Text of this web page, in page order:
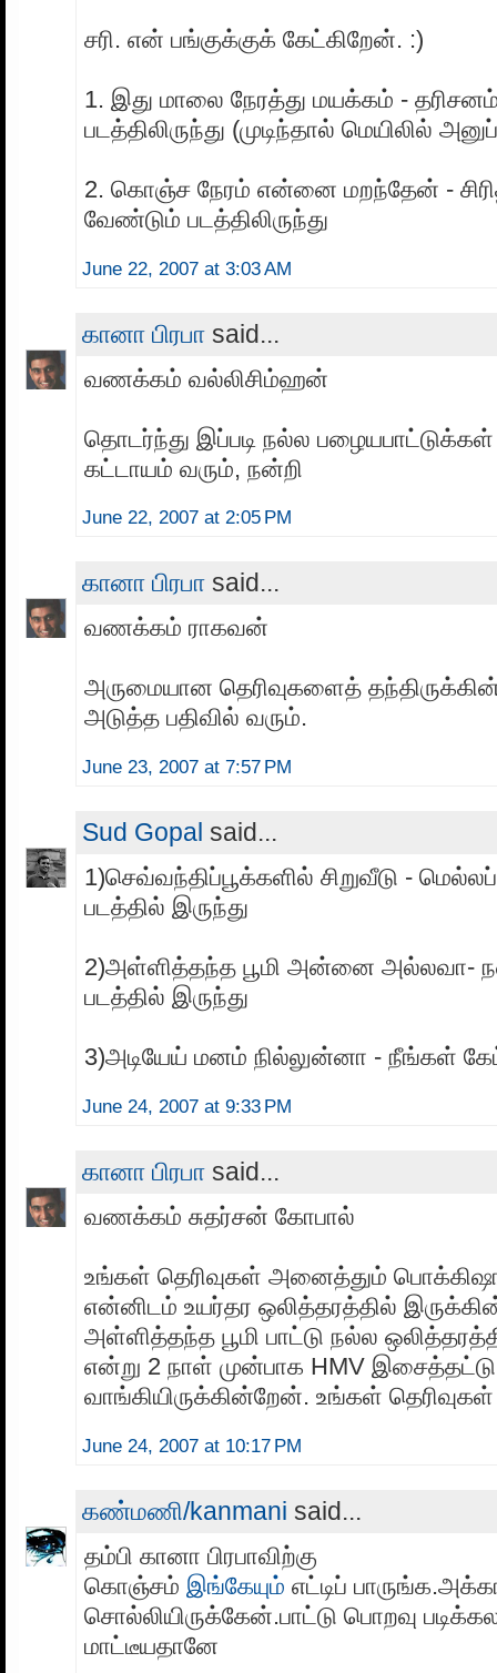
சரி. என் பங்குக்குக் கேட்கிறேன். :)
1. இது மாலை நேரத்து மயக்கம் -
படத்திலிருந்து (முடிந்தால் மெயிலில்
2. கொஞ்ச நேரம் என்னை மறந்தேன் -
வேண்டும் படத்திலிருந்து
June 22, 2007 at 3:03 AM
கானா பிரபா said...
வணக்கம் வல்லிசிம்ஹன்
தொடர்ந்து இப்படி நல்ல
கட்டாயம் வரும், நன்றி
June 22, 2007 at 2:05 PM
கானா பிரபா said...
வணக்கம் ராகவன்
அருமையான தெரிவுகளைத்
அடுத்த பதிவில் வரும்.
June 23, 2007 at 7:57 PM
Sud Gopal said...
1)செவ்வந்திப்பூக்களில் சிறுவீடு -
படத்தில் இருந்து
2)அள்ளித்தந்த பூமி அன்னை அல்லவா-
படத்தில் இருந்து
3)அடியேய் மனம் நில்லுன்னா - நீங்கள்
June 24, 2007 at 9:33 PM
கானா பிரபா said...
வணக்கம் சுதர்சன் கோபால்
உங்கள் தெரிவுகள் அனைத்தும்
என்னிடம் உயர்தர ஒலித்தரத்தில்
அள்ளித்தந்த பூமி பாட்டு நல்ல
என்று 2 நாள் முன்பாக HMV இசைத்தட்டு
வாங்கியிருக்கின்றேன். உங்கள்
June 24, 2007 at 10:17 PM
கண்மணி/kanmani said...
தம்பி கானா பிரபாவிற்கு
கொஞ்சம் இங்கேயும் எட்டிப்
சொல்லியிருக்கேன்.பாட்டு பொறவு
மாட்டீயதானே